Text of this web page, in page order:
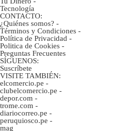
Tecnología
CONTACTO:
¿Quiénes somos? -
Términos y Condiciones -
Política de Privacidad -
Politica de Cookies -
Preguntas Frecuentes
SÍGUENOS:
Suscríbete
VISITE TAMBIÉN:
elcomercio.pe -
clubelcomercio.pe -
depor.com -
trome.com -
diariocorreo.pe -
peruquiosco.pe -
mag